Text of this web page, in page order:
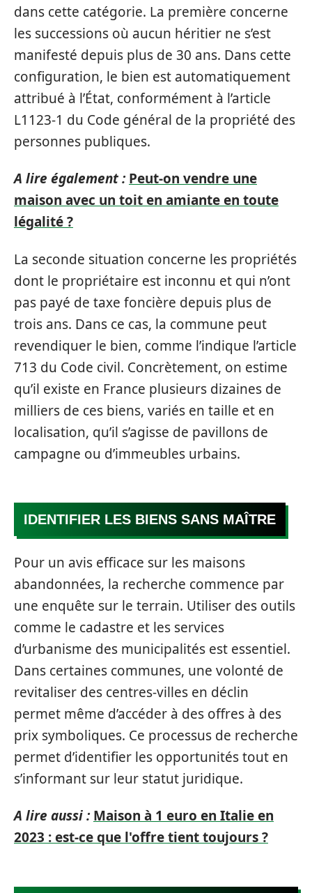
dans cette catégorie. La première concerne
les successions où aucun héritier ne s’est
manifesté depuis plus de 30 ans. Dans cette
configuration, le bien est automatiquement
attribué à l’État, conformément à l’article
L1123-1 du Code général de la propriété des
personnes publiques.
A lire également : Peut-on vendre une
maison avec un toit en amiante en toute
légalité ?
La seconde situation concerne les propriétés
dont le propriétaire est inconnu et qui n’ont
pas payé de taxe foncière depuis plus de
trois ans. Dans ce cas, la commune peut
revendiquer le bien, comme l’indique l’article
713 du Code civil. Concrètement, on estime
qu’il existe en France plusieurs dizaines de
milliers de ces biens, variés en taille et en
localisation, qu’il s’agisse de pavillons de
campagne ou d’immeubles urbains.
IDENTIFIER LES BIENS SANS MAÎTRE
Pour un avis efficace sur les maisons
abandonnées, la recherche commence par
une enquête sur le terrain. Utiliser des outils
comme le cadastre et les services
d’urbanisme des municipalités est essentiel.
Dans certaines communes, une volonté de
revitaliser des centres-villes en déclin
permet même d’accéder à des offres à des
prix symboliques. Ce processus de recherche
permet d’identifier les opportunités tout en
s’informant sur leur statut juridique.
A lire aussi : Maison à 1 euro en Italie en
2023 : est-ce que l'offre tient toujours ?